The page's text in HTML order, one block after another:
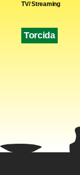
TV/ Streaming
Torcida